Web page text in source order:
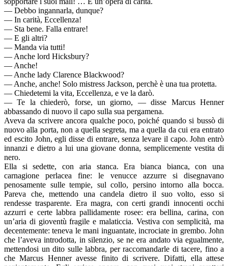
— Debbo ingannarla, dunque?
— In carità, Eccellenza!
— Sta bene. Falla entrare!
— E gli altri?
— Manda via tutti!
— Anche lord Hicksbury?
— Anche!
— Anche lady Clarence Blackwood?
— Anche, anche! Solo mistress Jackson, perchè è una tua protetta.
— Chiedetemi la vita, Eccellenza, e ve la darò.
— Te la chiederò, forse, un giorno, — disse Marcus Henner
abbassando di nuovo il capo sulla sua pergamena.
Aveva da scrivere ancora qualche poco, poiché quando si bussò di
nuovo alla porta, non a quella segreta, ma a quella da cui era entrato
ed escito John, egli disse di entrare, senza levare il capo. John entrò
innanzi e dietro a lui una giovane donna, semplicemente vestita di
nero.
Ella si sedette, con aria stanca. Era bianca bianca, con una
carnagione perlacea fine: le venucce azzurre si disegnavano
penosamente sulle tempie, sul collo, persino intorno alla bocca.
Pareva che, mettendo una candela dietro il suo volto, esso si
rendesse trasparente. Era magra, con certi grandi innocenti occhi
azzurri e certe labbra pallidamente rosee: era bellina, carina, con
un’aria di gioventù fragile e malaticcia. Vestiva con semplicità, ma
decentemente: teneva le mani inguantate, incrociate in grembo. John
che l’aveva introdotta, in silenzio, se ne era andato via egualmente,
mettendosi un dito sulle labbra, per raccomandarle di tacere, fino a
che Marcus Henner avesse finito di scrivere. Difatti, ella attese